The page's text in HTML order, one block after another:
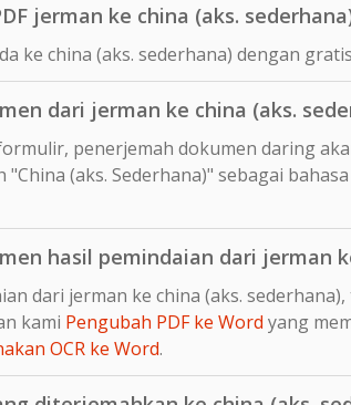
jerman ke china (aks.
ke china (aks. sederhana) dengan
dari jerman ke china (aks.
penerjemah dokumen daring
(aks. Sederhana)" sebagai
hasil pemindaian dari jerman
dari jerman ke china (aks.
kami Pengubah PDF ke Word yang
OCR ke Word.